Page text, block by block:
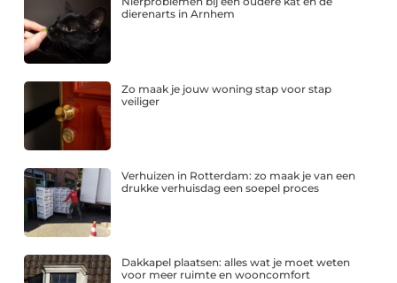
dierenarts in Arnhem
Zo maak je jouw woning stap voor stap
veiliger
Verhuizen in Rotterdam: zo maak je van een
drukke verhuisdag een soepel proces
Dakkapel plaatsen: alles wat je moet weten
voor meer ruimte en wooncomfort